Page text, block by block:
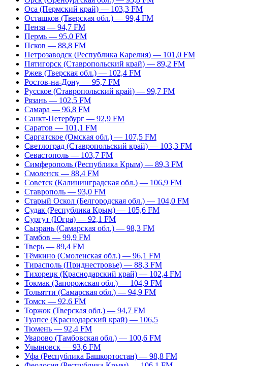
Оса (Пермский край) — 103,3 FM
Осташков (Тверская обл.) — 99,4 FM
Пенза — 94,7 FM
Пермь — 95,0 FM
Псков — 88,8 FM
Петрозаводск (Республика Карелия) — 101,0 FM
Пятигорск (Ставропольский край) — 89,2 FM
Ржев (Тверская обл.) — 102,4 FM
Ростов-на-Дону — 95,7 FM
Русское (Ставропольский край) — 99,7 FM
Рязань — 102,5 FM
Самара — 96,8 FM
Санкт-Петербург — 92,9 FM
Саратов — 101,1 FM
Саргатское (Омская обл.) — 107,5 FM
Светлоград (Ставропольский край) — 103,3 FM
Севастополь — 103,7 FM
Симферополь (Республика Крым) — 89,3 FM
Смоленск — 88,4 FM
Советск (Калининградская обл.) — 106,9 FM
Ставрополь — 93,0 FM
Старый Оскол (Белгородская обл.) — 104,0 FM
Судак (Республика Крым) — 105,6 FM
Сургут (Югра) — 92,1 FM
Сызрань (Самарская обл.) — 98,3 FM
Тамбов — 99,9 FM
Тверь — 89,4 FM
Тёмкино (Смоленская обл.) — 96,1 FM
Тирасполь (Приднестровье) — 88,3 FM
Тихорецк (Краснодарский край) — 102,4 FM
Токмак (Запорожская обл.) — 104,9 FM
Тольятти (Самарская обл.) — 94,9 FM
Томск — 92,6 FM
Торжок (Тверская обл.) — 94,7 FM
Туапсе (Краснодарский край) — 106,5
Тюмень — 92,4 FM
Уварово (Тамбовская обл.) — 100,6 FM
Ульяновск — 93,6 FM
Уфа (Республика Башкортостан) — 98,8 FM